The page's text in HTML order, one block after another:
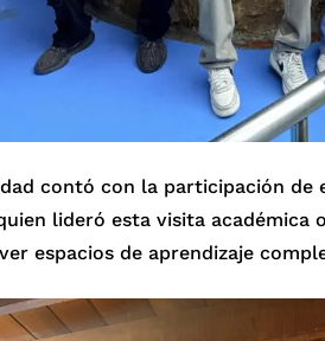
contó con la participación de
lideró esta visita
espacios de aprendizaje